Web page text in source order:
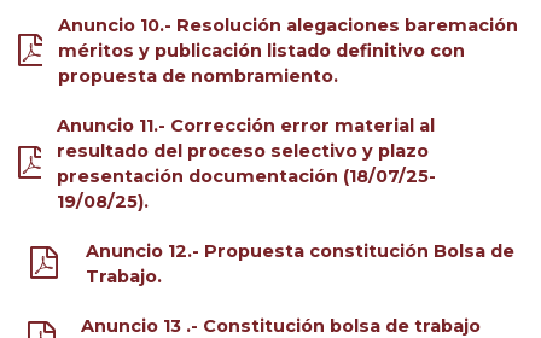
Anuncio 10.- Resolución alegaciones baremación
méritos y publicación listado definitivo con
propuesta de nombramiento.
Anuncio 11.- Corrección error material al
resultado del proceso selectivo y plazo
presentación documentación (18/07/25-
19/08/25).
Anuncio 12.- Propuesta constitución Bolsa de
Trabajo.
Anuncio 13 .- Constitución bolsa de trabajo